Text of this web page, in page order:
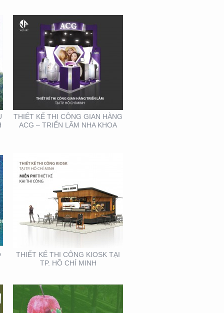
THIẾT KẾ THI CÔNG GIAN HÀNG
ACG – TRIỂN LÃM NHA KHOA
THIẾT KẾ THI CÔNG
KIOSK TẠI TP. HỒ CHÍ
MINH
THIẾT KẾ THI CÔNG KIOSK TẠI
TP. HỒ CHÍ MINH
THIẾT KẾ SẢN XUẤT
BOOTH SAMPLING TẠI
TP. HỒ CHÍ MINH